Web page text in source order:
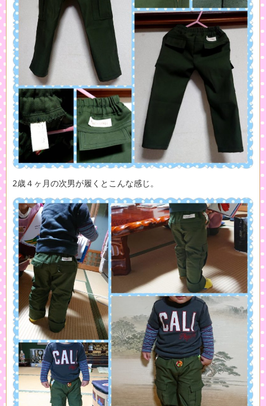
2歳４ヶ月の次男が履くとこんな感じ。